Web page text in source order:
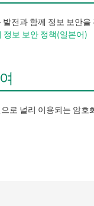
전과 함께 정보 보안
정보 보안 정책(일본어)
로 널리 이용되는 암호